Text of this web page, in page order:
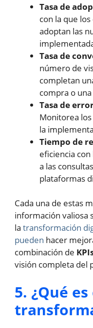
Tasa de
con la que
adoptan las
Tasa de
número de
completan
compra o
Tasa de
Monitorea
la
Tiempo de
eficiencia
a las
plataformas
Cada una de estas
información valiosa
la transformación
pueden hacer
combinación de
visión completa del
5. ¿Qué